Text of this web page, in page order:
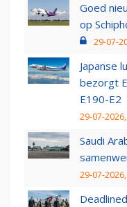
Goed
op
29-07-
Japanse
bezorgt
E190-E2
29-07-
Saudi
29-07-